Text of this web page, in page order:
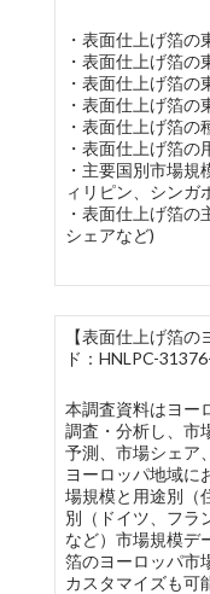
・表面仕上げ箔
・表面仕上げ箔の
・表面仕上げ箔
・表面仕上げ箔の
・表面仕上げ箔の
・表面仕上げ箔の
・主要国別市場
ィリピン、シンガ
・表面仕上げ箔
シェアなど)
【表面仕上げ箔
ド：HNLPC-
本調査資料はヨー
調査・分析し、市
予測、市場シェア
ヨーロッパ地域に
場規模と用途別（
別（ドイツ、フラ
など）市場規模デ
箔のヨーロッパ市
カスタマイズも可